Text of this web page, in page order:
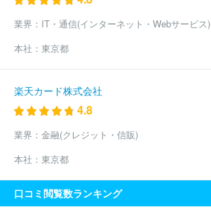
業界： IT・通信(インターネット・Webサービス)
本社： 東京都
楽天カード株式会社
4.8
業界： 金融(クレジット・信販)
本社： 東京都
口コミ閲覧数ランキング